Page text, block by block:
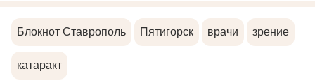
Блокнот Ставрополь Пятигорск врачи зрение
катаракт